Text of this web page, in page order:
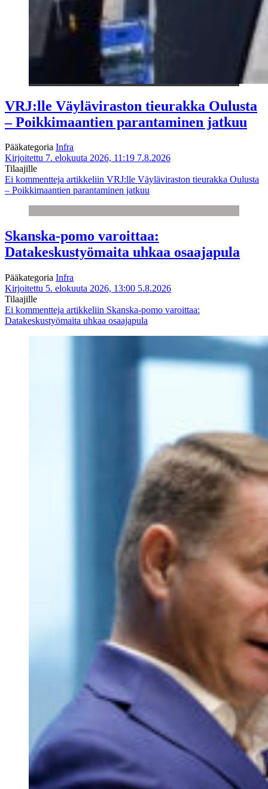
VRJ:lle Väyläviraston tieurakka Oulusta
– Poikkimaantien parantaminen jatkuu
Pääkategoria Infra
Kirjoitettu 7. elokuuta 2026, 11:19 7.8.2026
Tilaajille
Ei kommentteja artikkeliin VRJ:lle Väyläviraston tieurakka Oulusta
– Poikkimaantien parantaminen jatkuu
Skanska-pomo varoittaa:
Datakeskustyömaita uhkaa osaajapula
Pääkategoria Infra
Kirjoitettu 5. elokuuta 2026, 13:00 5.8.2026
Tilaajille
Ei kommentteja artikkeliin Skanska-pomo varoittaa:
Datakeskustyömaita uhkaa osaajapula